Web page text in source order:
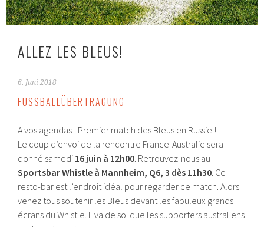
ALLEZ LES BLEUS!
6. Juni 2018
FUSSBALLÜBERTRAGUNG
A vos agendas ! Premier match des Bleus en Russie !
Le coup d’envoi de la rencontre France-Australie sera
donné samedi 16 juin à 12h00. Retrouvez-nous au
Sportsbar Whistle à Mannheim, Q6, 3 dès 11h30. Ce
resto-bar est l’endroit idéal pour regarder ce match. Alors
venez tous soutenir les Bleus devant les fabuleux grands
écrans du Whistle. Il va de soi que les supporters australiens